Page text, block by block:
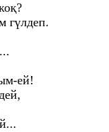
гүлдеп.
ей!